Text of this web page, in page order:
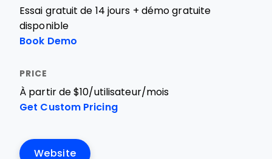
Essai gratuit de 14 jours + démo gratuite
disponible
Book Demo
À partir de $10/utilisateur/mois
Get Custom Pricing
Website